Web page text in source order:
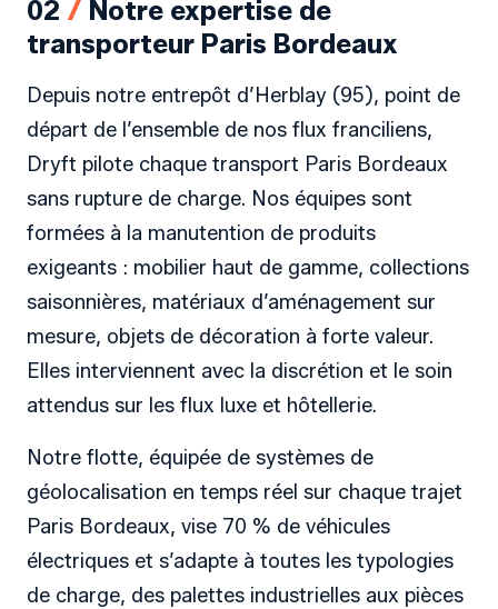
02 / Notre expertise de
transporteur Paris Bordeaux
Depuis notre entrepôt d’Herblay (95), point de
départ de l’ensemble de nos flux franciliens,
Dryft pilote chaque transport Paris Bordeaux
sans rupture de charge. Nos équipes sont
formées à la manutention de produits
exigeants : mobilier haut de gamme, collections
saisonnières, matériaux d’aménagement sur
mesure, objets de décoration à forte valeur.
Elles interviennent avec la discrétion et le soin
attendus sur les flux luxe et hôtellerie.
Notre flotte, équipée de systèmes de
géolocalisation en temps réel sur chaque trajet
Paris Bordeaux, vise 70 % de véhicules
électriques et s’adapte à toutes les typologies
de charge, des palettes industrielles aux pièces